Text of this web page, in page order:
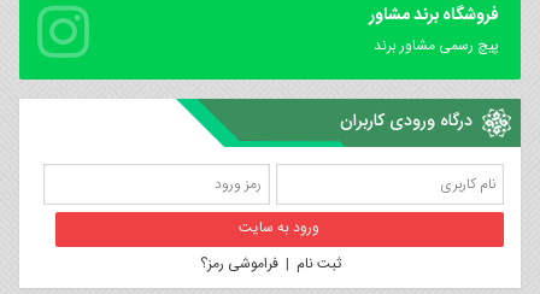
فروشگاه برند مشاور
پیچ رسمی مشاور برند
درگاه ورودی کاربران
ثبت نام |فراموشی رمز؟